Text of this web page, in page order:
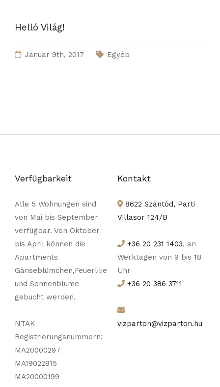
Helló Világ!
Januar 9th, 2017 Egyéb
Verfügbarkeit
Alle 5 Wohnungen sind
von Mai bis September
verfügbar. Von Oktober
bis April können die
Apartments
Gänseblümchen,Feuerlilie
und Sonnenblume
gebucht werden.
NTAK
Registrierungsnummern:
MA20000297
MA19022815
MA20000199
Kontakt
8622 Szántód, Parti
Villasor 124/B
+36 20 231 1403, an
Werktagen von 9 bis 18
Uhr
+36 20 386 3711
vizparton@vizparton.hu